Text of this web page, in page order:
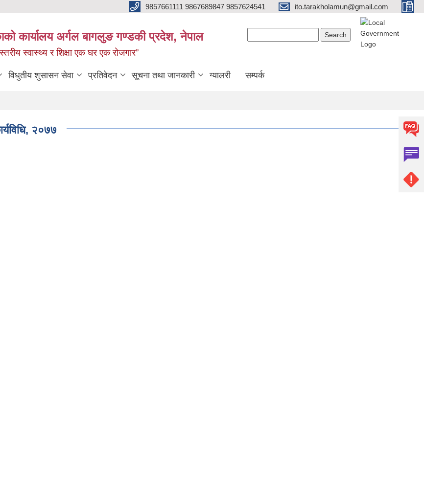
9857661111 9867689847 9857624541 ito.tarakholamun@gmail.com
कार्यालय अर्गल बागलुङ गण्डकी प्रदेश, नेपाल
स्वास्थ्य र शिक्षा एक घर एक रोजगार”
विधुतीय शुसासन सेवा प्रतिवेदन सूचना तथा जानकारी ग्यालरी सम्पर्क
२०७७